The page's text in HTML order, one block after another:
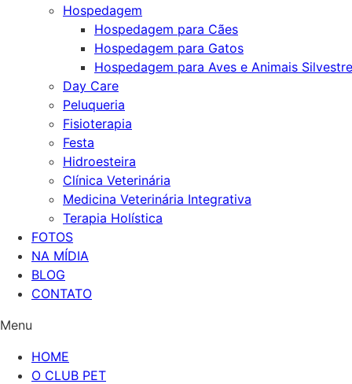
Hospedagem
Hospedagem para Cães
Hospedagem para Gatos
Hospedagem para Aves e Animais
Day Care
Peluqueria
Fisioterapia
Festa
Hidroesteira
Clínica Veterinária
Medicina Veterinária Integrativa
Terapia Holística
FOTOS
NA MÍDIA
BLOG
CONTATO
Menu
HOME
O CLUB PET